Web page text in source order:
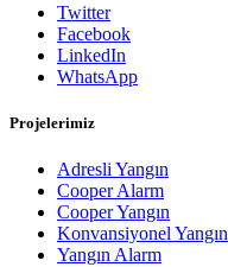
Twitter
Facebook
LinkedIn
WhatsApp
Projelerimiz
Adresli Yangın
Cooper Alarm
Cooper Yangın
Konvansiyonel Yangın
Yangın Alarm